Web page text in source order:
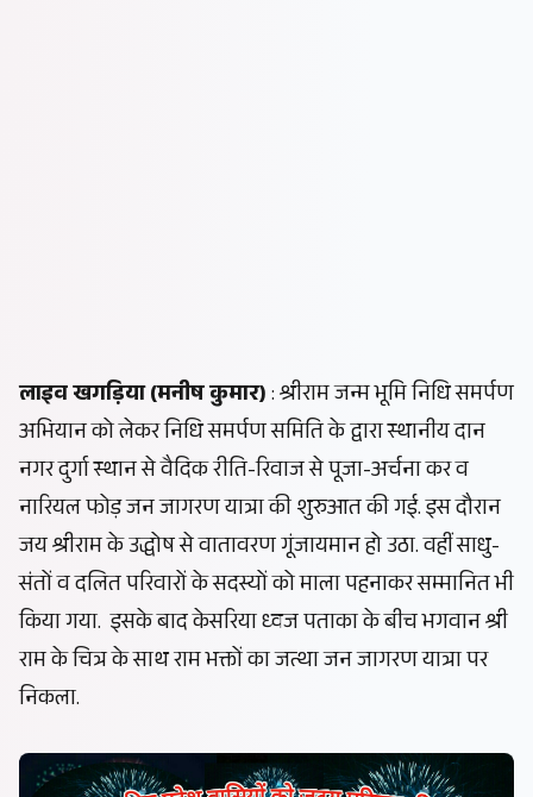
लाइव खगड़िया (मनीष कुमार): श्रीराम जन्म भूमि निधि समर्पण
अभियान को लेकर निधि समर्पण समिति के द्वारा स्थानीय दान
नगर दुर्गा स्थान से वैदिक रीति-रिवाज से पूजा-अर्चना कर व
नारियल फोड़ जन जागरण यात्रा की शुरुआत की गई. इस दौरान
जय श्रीराम के उद्धोष से वातावरण गूंजायमान हो उठा. वहीं साधु-
संतों व दलित परिवारों के सदस्यों को माला पहनाकर सम्मानित भी
किया गया. इसके बाद केसरिया ध्वज पताका के बीच भगवान श्री
राम के चित्र के साथ राम भक्तों का जत्था जन जागरण यात्रा पर
निकला.